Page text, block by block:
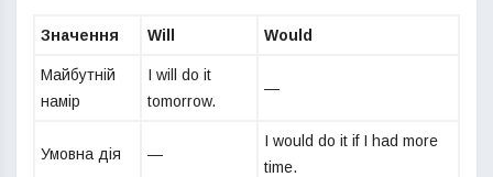
Значення Will Would
Майбутній
намір
I will do it
tomorrow.
—
Умовна дія —
I would do it if I had more
time.